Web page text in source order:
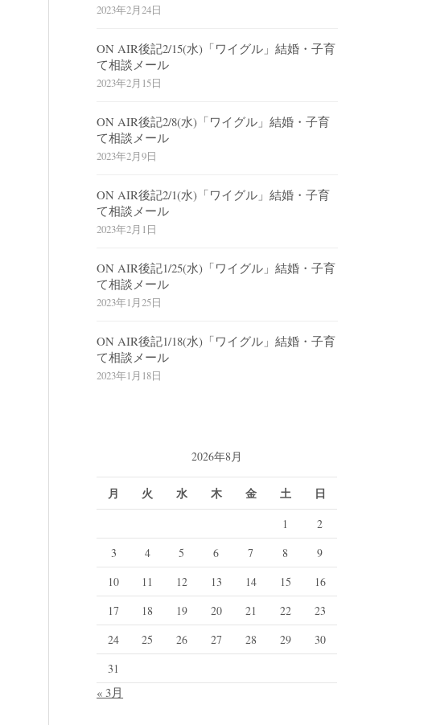
2023年2月24日
ON AIR後記2/15(水)「ワイグル」結婚・子育
て相談メール
2023年2月15日
ON AIR後記2/8(水)「ワイグル」結婚・子育
て相談メール
2023年2月9日
ON AIR後記2/1(水)「ワイグル」結婚・子育
て相談メール
2023年2月1日
ON AIR後記1/25(水)「ワイグル」結婚・子育
て相談メール
2023年1月25日
ON AIR後記1/18(水)「ワイグル」結婚・子育
て相談メール
2023年1月18日
2026年8月
月 火 水 木 金 土 日
1
2
3
4 5 6 7 8
9
10
11 12 13 14 15
16
17
18 19 20 21 22
23
24
25 26 27 28 29
30
31
« 3月